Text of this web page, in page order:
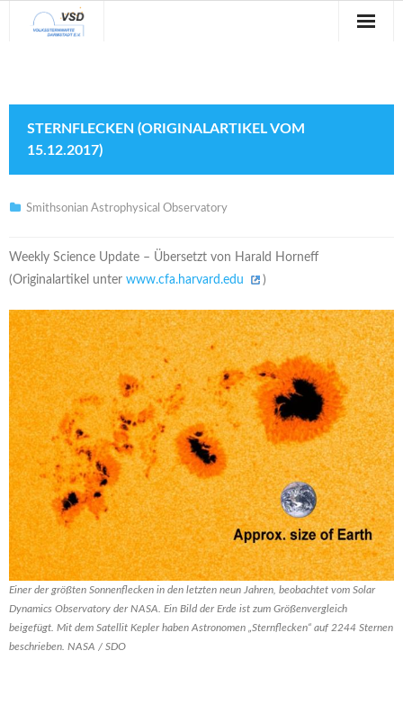
Veranstaltungen
Verein
Kontakt
STERNFLECKEN (ORIGINALARTIKEL VOM
15.12.2017)
Smithsonian Astrophysical Observatory
Weekly Science Update – Übersetzt von Harald Horneff
(Originalartikel unter www.cfa.harvard.edu )
Einer der größten Sonnenflecken in den letzten neun Jahren, beobachtet vom Solar
Dynamics Observatory der NASA. Ein Bild der Erde ist zum Größenvergleich
beigefügt. Mit dem Satellit Kepler haben Astronomen „Sternflecken“ auf 2244 Sternen
beschrieben. NASA / SDO